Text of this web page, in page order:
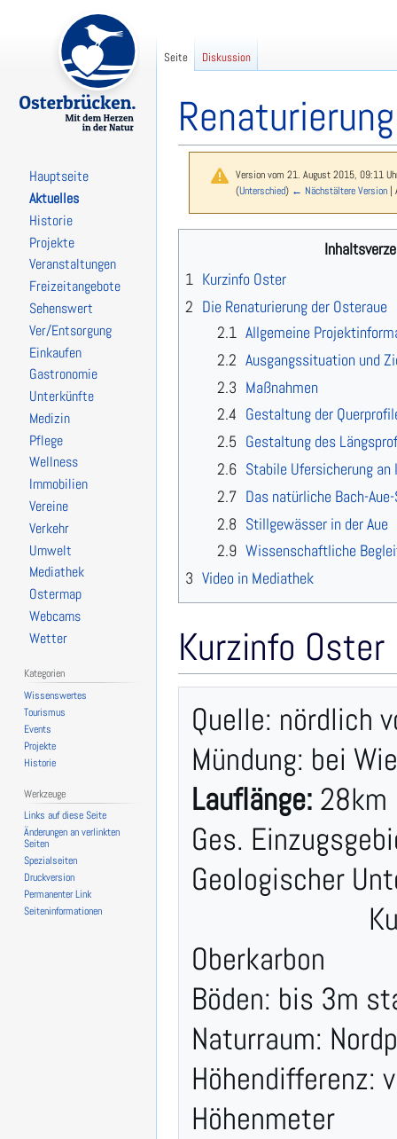
Version vom 21. August 2015, 09:11
(Unterschied) ← Nächstältere Version|
springen
springen
1 Kurzinfo Oster
2 Die Renaturierung der Osteraue
2.1 Allgemeine
2.2 Ausgangssituation und
2.3 Maßnahmen
2.4 Gestaltung der
2.5 Gestaltung des
2.6 Stabile Ufersicherung
2.7 Das natürliche Bach-
2.8 Stillgewässer in der Aue
2.9 Wissenschaftliche
3 Video in Mediathek
Kurzinfo Oster
Quelle: nördlich
Lauflänge: 28km
Ges.
Geologischer
Oberkarbon
Böden: bis 3m
Naturraum:
Höhendifferenz:
Höhenmeter
Seite Diskussion
Hauptseite
Aktuelles
Historie
Projekte
Veranstaltungen
Freizeitangebote
Sehenswert
Ver/Entsorgung
Einkaufen
Gastronomie
Unterkünfte
Medizin
Pflege
Wellness
Immobilien
Vereine
Verkehr
Umwelt
Mediathek
Ostermap
Webcams
Wetter
Kategorien
Wissenswertes
Tourismus
Events
Projekte
Historie
Werkzeuge
Links auf diese Seite
Änderungen an verlinkten
Seiten
Spezialseiten
Druckversion
Permanenter Link
Seiten­­informationen